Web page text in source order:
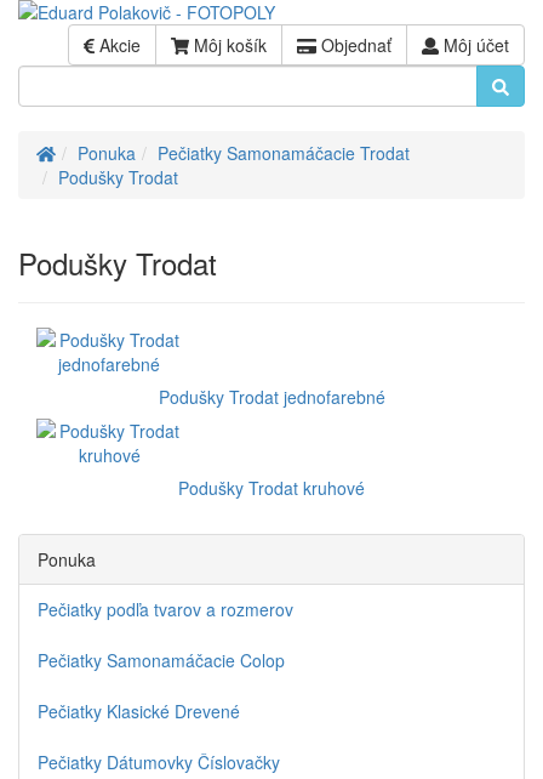
Akcie Môj košík Objednať Môj účet
ÚvodPonuka
Pečiatky Samonamáčacie Trodat
Podušky Trodat
Podušky Trodat
Podušky Trodat jednofarebné
Podušky Trodat kruhové
Ponuka
Pečiatky podľa tvarov a rozmerov
Pečiatky Samonamáčacie Colop
Pečiatky Klasické Drevené
Pečiatky Dátumovky Číslovačky